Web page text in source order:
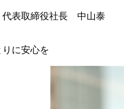
代表取締役社長 中山泰
に安心を